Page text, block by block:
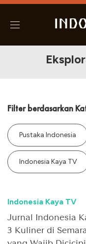
Filter berdasarkan
Pustaka Indonesia
Indonesia Kaya TV
Indonesia Kaya TV
Jurnal Indonesia
3 Kuliner di